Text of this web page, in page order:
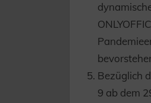
Bezüglich
9 ab dem